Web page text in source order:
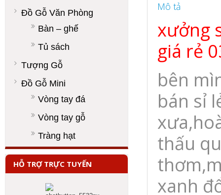
Mô tả
xưởng
giá rẻ
bên
bán sỉ
thấu
xanh
Đồ Gỗ Văn Phòng
Bàn – ghế
Tủ sách
Tượng Gỗ
Đồ Gỗ Mini
Vòng tay đá
Vòng tay gỗ
Tràng hạt
HỖ TRỢ TRỰC TUYẾN